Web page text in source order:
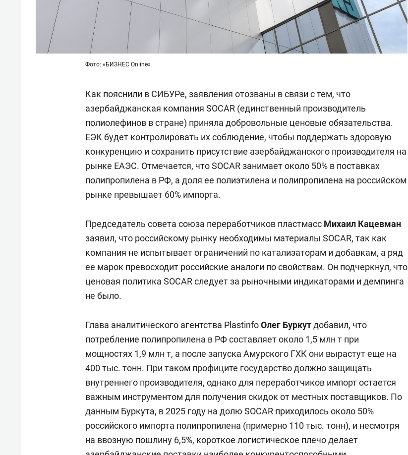
Фото: «БИЗНЕС Online»
Как пояснили в СИБУРе, заявления отозваны в связи с тем, что
азербайджанская компания SOCAR (единственный производитель
полиолефинов в стране) приняла добровольные ценовые обязательства.
ЕЭК будет контролировать их соблюдение, чтобы поддержать здоровую
конкуренцию и сохранить присутствие азербайджанского производителя на
рынке ЕАЭС. Отмечается, что SOCAR занимает около 50% в поставках
полипропилена в РФ, а доля ее полиэтилена и полипропилена на российском
рынке превышает 60% импорта.
Председатель совета союза переработчиков пластмасс Михаил Кацевман
заявил, что российскому рынку необходимы материалы SOCAR, так как
компания не испытывает ограничений по катализаторам и добавкам, а ряд
ее марок превосходит российские аналоги по свойствам. Он подчеркнул, что
ценовая политика SOCAR следует за рыночными индикаторами и демпинга
не было.
Глава аналитического агентства PlastinfoОлег Буркутдобавил, что
потребление полипропилена в РФ составляет около 1,5 млн т при
мощностях 1,9 млн т, а после запуска Амурского ГХК они вырастут еще на
400 тыс. тонн. При таком профиците государство должно защищать
внутреннего производителя, однако для переработчиков импорт остается
важным инструментом для получения скидок от местных поставщиков. По
данным Буркута, в 2025 году на долю SOCAR приходилось около 50%
российского импорта полипропилена (примерно 110 тыс. тонн), и несмотря
на ввозную пошлину 6,5%, короткое логистическое плечо делает